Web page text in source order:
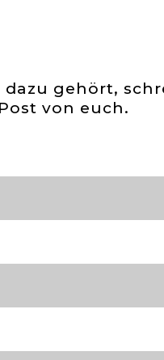
gehört,
von euch.